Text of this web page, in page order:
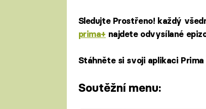
Sledujte Prostřeno! každý
prima+ najdete odvysílané
Stáhněte si svoji aplikaci Prima
Soutěžní menu: